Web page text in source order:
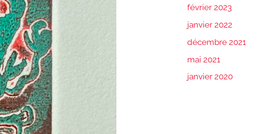
février 2023
janvier 2022
décembre 2021
mai 2021
janvier 2020